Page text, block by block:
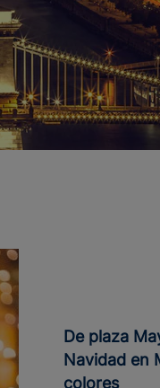
De plaza Mayor a Recoletos, una
Navidad en
colores